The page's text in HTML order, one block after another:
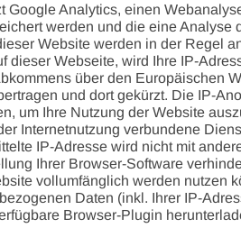
Google Analytics, einen
werden und die eine
Website werden in der Regel
dieser Webseite, wird Ihre IP-
über den Europäischen
und dort gekürzt. Die IP-
um Ihre Nutzung der Website
Internetnutzung verbundene
IP-Adresse wird nicht mit
Ihrer Browser-Software
vollumfänglich werden nutzen
Daten (inkl. Ihrer IP-
Browser-Plugin